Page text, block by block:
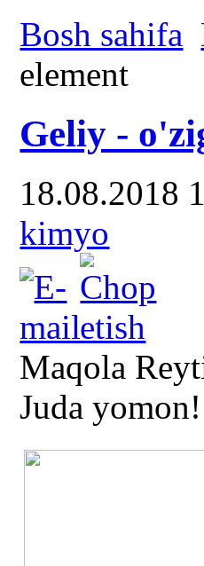
Bosh sahifa
element
Geliy -
18.08.2018
kimyo
Maqola
Juda yomon!